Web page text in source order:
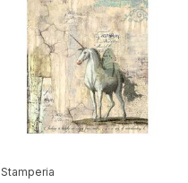
Stamperia